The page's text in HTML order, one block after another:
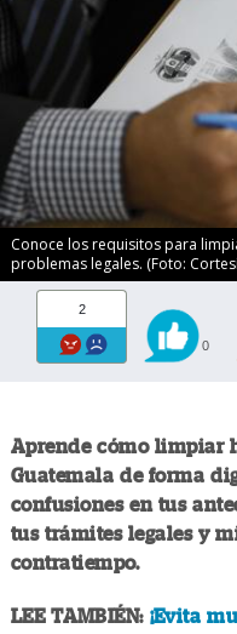
Conoce los requisitos para
problemas legales. (Foto:
2
0
Aprende cómo limpiar
Guatemala de forma
confusiones en tus
tus trámites legales y
contratiempo.
LEE TAMBIÉN: ¡Evita